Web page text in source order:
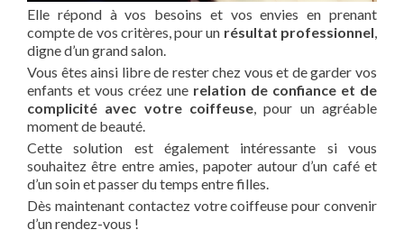
Elle répond à vos besoins et vos envies en prenant
compte de vos critères, pour un résultat professionnel,
digne d’un grand salon.
Vous êtes ainsi libre de rester chez vous et de garder vos
enfants et vous créez une relation de confiance et de
complicité avec votre coiffeuse, pour un agréable
moment de beauté.
Cette solution est également intéressante si vous
souhaitez être entre amies, papoter autour d’un café et
d’un soin et passer du temps entre filles.
Dès maintenant contactez votre coiffeuse pour convenir
d’un rendez-vous !